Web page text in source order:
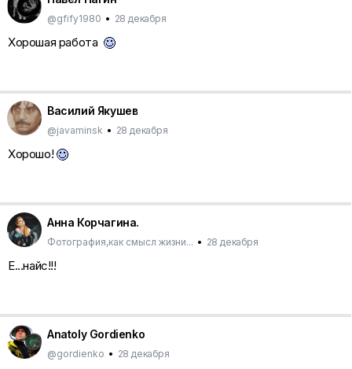
@gfify1980 • 28 декабря
Хорошая работа
Василий Якушев
@javaminsk • 28 декабря
Хорошо!
Анна Корчагина.
Фотография,как смысл жизни... • 28 декабря
Е...найс!!!
Anatoly Gordienko
@gordienko • 28 декабря